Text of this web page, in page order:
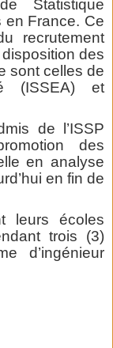
Statistique
en France. Ce
recrutement
des
sont celles de
(ISSEA) et
de l’ISSP
des
en analyse
en fin de
leurs écoles
trois (3)
d’ingénieur